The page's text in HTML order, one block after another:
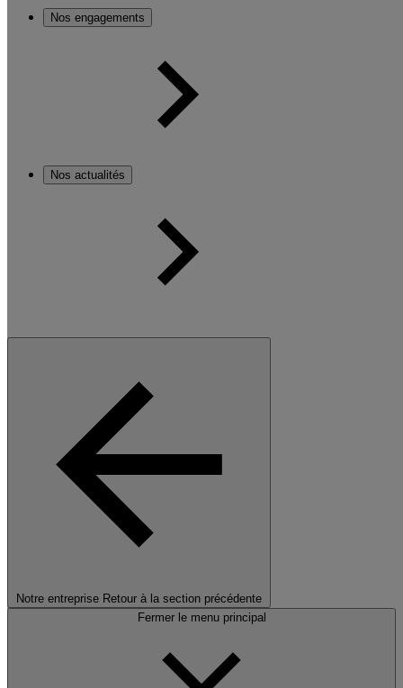
Nos engagements
Nos actualités
Notre entreprise Retour à la section précédente
Fermer le menu principal